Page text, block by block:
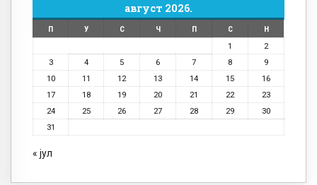
август 2026.
П У С Ч П С
Н
1
2
3
4 5 6 7 8
9
10
11 12 13 14 15
16
17
18 19 20 21 22
23
24
25 26 27 28 29
30
31
« јул